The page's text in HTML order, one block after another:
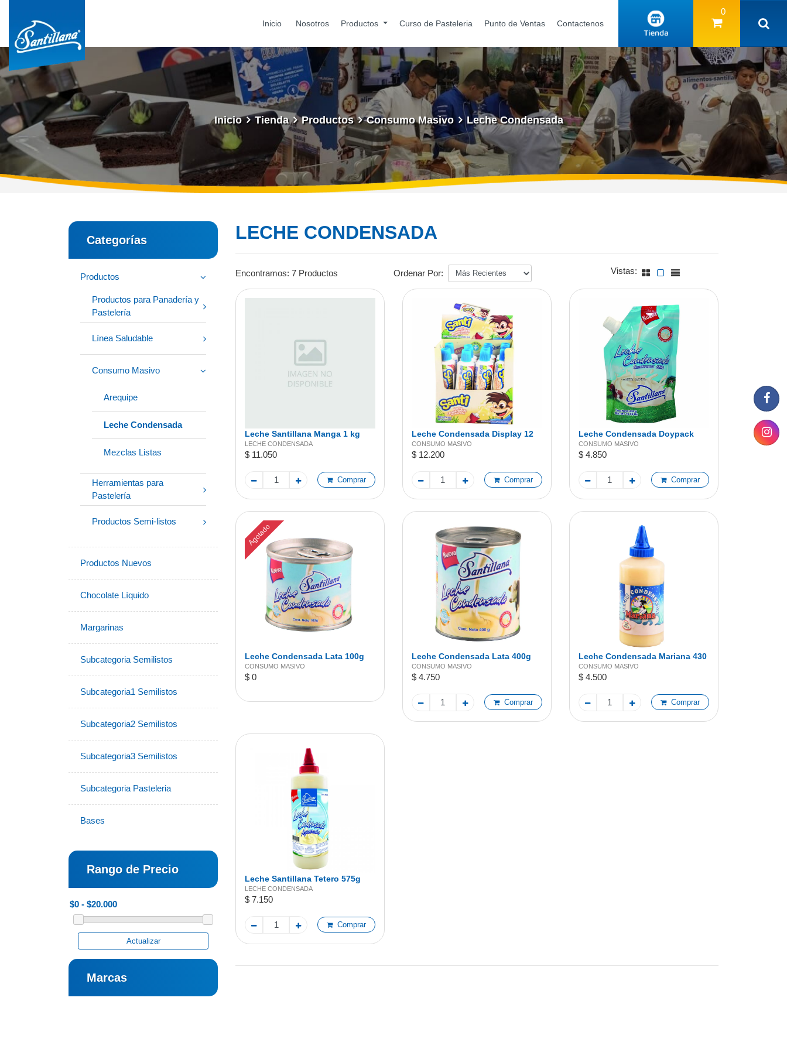
Inicio Nosotros Productos Curso de Pasteleria Punto de Ventas Contactenos
0
Inicio Tienda Productos Consumo Masivo Leche Condensada
Categorías
Productos
Productos para Panadería y
Pastelería
Línea Saludable
Consumo Masivo
Arequipe
Leche Condensada
Mezclas Listas
Herramientas para
Pastelería
Productos Semi-listos
Productos Nuevos
Chocolate Líquido
Margarinas
Subcategoria Semilistos
Subcategoria1 Semilistos
Subcategoria2 Semilistos
Subcategoria3 Semilistos
Subcategoria Pasteleria
Bases
Rango de Precio
Actualizar
Marcas
LECHE CONDENSADA
Encontramos: 7 Productos Ordenar Por: Vistas:
Leche Santillana Manga 1 kg
LECHE CONDENSADA
$ 11.050
Comprar
Leche Condensada Display 12
Unidades Tubito 50g
CONSUMO MASIVO
$ 12.200
Comprar
Leche Condensada Doypack
300g
CONSUMO MASIVO
$ 4.850
Comprar
Agotado
Leche Condensada Lata 100g
CONSUMO MASIVO
$ 0
Leche Condensada Lata 400g
CONSUMO MASIVO
$ 4.750
Comprar
Leche Condensada Mariana 430
g
CONSUMO MASIVO
$ 4.500
Comprar
Leche Santillana Tetero 575g
LECHE CONDENSADA
$ 7.150
Comprar